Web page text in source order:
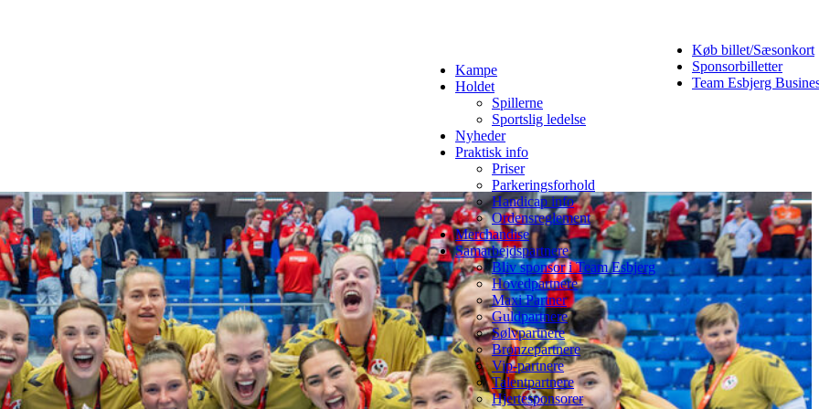
Køb billet/Sæsonkort
Sponsorbilletter
Team Esbjerg
Kampe
Holdet
Spillerne
Sportslig ledelse
Nyheder
Praktisk info
Priser
Parkeringsforhold
Handicap info
Ordensreglement
Merchandise
Samarbejdspartnere
Bliv sponsor i Team Esbjerg
Hovedpartnere
Maxi Partner
Guldpartnere
Sølvpartnere
Bronzepartnere
Vip-partnere
Talentpartnere
Hjertesponsorer